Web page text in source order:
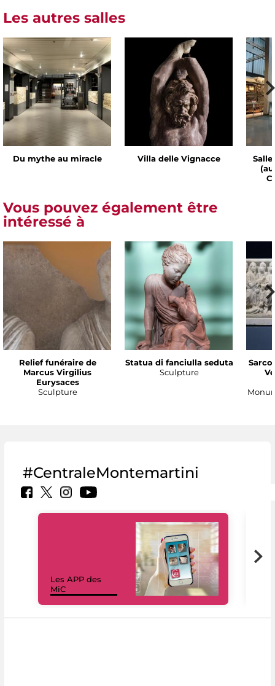
Les autres salles
Du mythe au miracle Villa delle Vignacce
Salle
Vous pouvez également être
intéressé à
Relief funéraire de
Marcus Virgilius
Eurysaces
Sculpture
Statua di fanciulla seduta
Sculpture
#CentraleMontemartini
Les APP des
MiC